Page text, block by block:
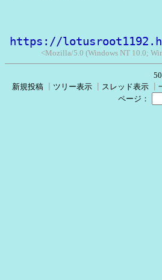
https://
<Mozilla/5.0 (Windows NT 10.0;
新規投稿
ツリー表示 スレッド表示
ページ：